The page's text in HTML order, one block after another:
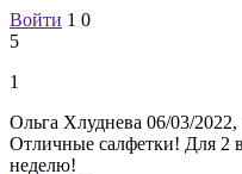
Войти 1 0
5
1
Ольга Хлуднева 06/03/2022,
Отличные салфетки! Для 2
неделю!